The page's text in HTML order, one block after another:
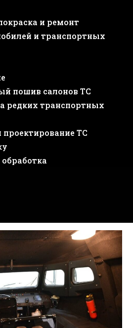
и ремонт
и транспортных
пошив салонов ТС
редких транспортных
проектирование ТС